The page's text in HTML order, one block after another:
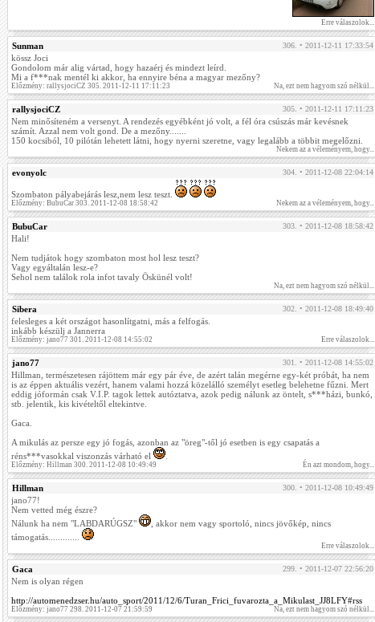
Erre válaszolok...
Sunman 306. • 2011-12-11 17:33:54
kössz Joci
Gondolom már alig vártad, hogy hazaérj és mindezt leírd.
Mi a f***nak mentél ki akkor, ha ennyire béna a magyar mezőny?
Előzmény: rallysjociCZ 305. 2011-12-11 17:11:23 Na, ezt nem hagyom szó nélkül...
rallysjociCZ 305. • 2011-12-11 17:11:23
Nem minősíteném a versenyt. A rendezés egyébként jó volt, a fél óra csúszás már kevésnek
számít. Azzal nem volt gond. De a mezőny.......
150 kocsiból, 10 pilótán lehetett látni, hogy nyerni szeretne, vagy legalább a többit megelőzni.
Nekem az a véleményem, hogy...
evonyolc 304. • 2011-12-08 22:04:14
Szombaton pályabejárás lesz,nem lesz teszt.
Előzmény: BubuCar 303. 2011-12-08 18:58:42 Nekem az a véleményem, hogy...
BubuCar 303. • 2011-12-08 18:58:42
Hali!
Nem tudjátok hogy szombaton most hol lesz teszt?
Vagy egyáltalán lesz-e?
Sehol nem találok rola infot tavaly Öskünél volt!
Na, ezt nem hagyom szó nélkül...
Sibera 302. • 2011-12-08 18:49:40
felesleges a két országot hasonlítgatni, más a felfogás.
inkább készülj a Jannerra
Előzmény: jano77 301. 2011-12-08 14:55:02 Erre válaszolok...
jano77 301. • 2011-12-08 14:55:02
Hillman, természetesen rájöttem már egy pár éve, de azért talán megérne egy-két próbát, ha nem
is az éppen aktuális vezért, hanem valami hozzá közelálló személyt esetleg belehetne fűzni. Mert
eddig jóformán csak V.I.P. tagok lettek autóztatva, azok pedig nálunk az öntelt, s***házi, bunkó,
stb. jelentik, kis kivételtől eltekintve.
Gaca.
A mikulás az persze egy jó fogás, azonban az "öreg"-től jó esetben is egy csapatás a
réns***vasokkal viszonzás várható el
.
Előzmény: Hillman 300. 2011-12-08 10:49:49 Én azt mondom, hogy...
Hillman 300. • 2011-12-08 10:49:49
jano77!
Nem vetted még észre?
Nálunk ha nem "LABDARÚGSZ"
, akkor nem vagy sportoló, nincs jövőkép, nincs
támogatás.............
Erre válaszolok...
Gaca 299. • 2011-12-07 22:56:20
Nem is olyan régen
http://automenedzser.hu/auto_sport/2011/12/6/Turan_Frici_fuvarozta_a_Mikulast_JJ8LFY#rss
Előzmény: jano77 298. 2011-12-07 21:59:59 Na, ezt nem hagyom szó nélkül...